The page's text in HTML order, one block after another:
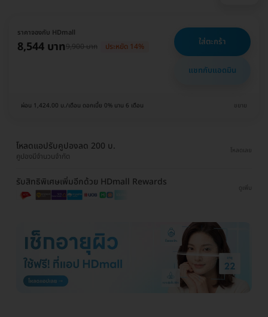
ราคาจองกับ HDmall
8,544 บาท9,900 บาท ประหยัด 14% ใส่ตะกร้า
แชทกับแอดมิน
ผ่อน 1,424.00 บ./เดือน ดอกเบี้ย 0% นาน 6 เดือน ขยาย
โหลดแอปรับคูปองลด 200 บ.
คูปองมีจำนวนจำกัด
โหลดเลย
รับสิทธิพิเศษเพิ่มอีกด้วย HDmall Rewards
ดูเพิ่ม